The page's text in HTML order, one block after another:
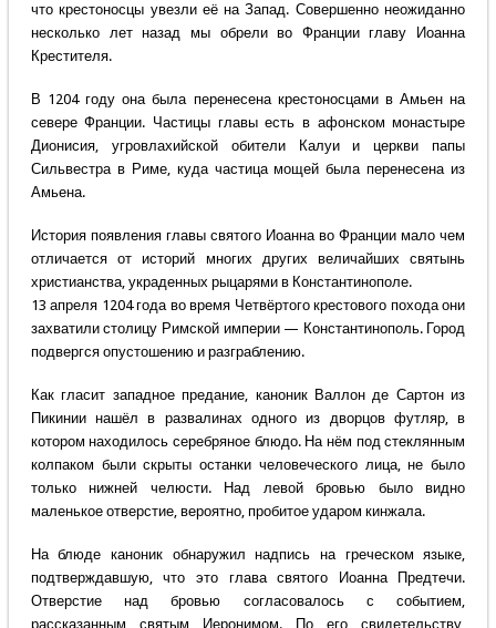
что крестоносцы увезли её на Запад. Совершенно неожиданно
несколько лет назад мы обрели во Франции главу Иоанна
Крестителя.
В 1204 году она была перенесена крестоносцами в Амьен на
севере Франции. Частицы главы есть в афонском монастыре
Дионисия, угровлахийской обители Калуи и церкви папы
Сильвестра в Риме, куда частица мощей была перенесена из
Амьена.
История появления главы святого Иоанна во Франции мало чем
отличается от историй многих других величайших святынь
христианства, украденных рыцарями в Константинополе.
13 апреля 1204 года во время Четвёртого крестового похода они
захватили столицу Римской империи — Константинополь. Город
подвергся опустошению и разграблению.
Как гласит западное предание, каноник Валлон де Сартон из
Пикинии нашёл в развалинах одного из дворцов футляр, в
котором находилось серебряное блюдо. На нём под стеклянным
колпаком были скрыты останки человеческого лица, не было
только нижней челюсти. Над левой бровью было видно
маленькое отверстие, вероятно, пробитое ударом кинжала.
На блюде каноник обнаружил надпись на греческом языке,
подтверждавшую, что это глава святого Иоанна Предтечи.
Отверстие над бровью согласовалось с событием,
рассказанным святым Иеронимом. По его свидетельству,